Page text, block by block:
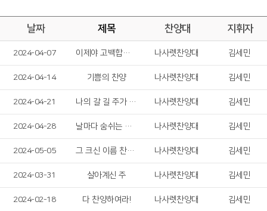
날짜 제목 찬양대 지휘자
2024-04-07 이제야 고백합니다 나사렛찬양대 김세민
2024-04-14 기쁨의 찬양 나사렛찬양대 김세민
2024-04-21 나의 갈 길 주가 인도하시네 나사렛찬양대 김세민
2024-04-28 날마다 숨쉬는 순간마다 나사렛찬양대 김세민
2024-05-05 그 크신 이름 찬양해 나사렛찬양대 김세민
2024-03-31 살아계신 주 나사렛찬양대 김세민
2024-02-18 다 찬양하여라! 나사렛찬양대 김세민